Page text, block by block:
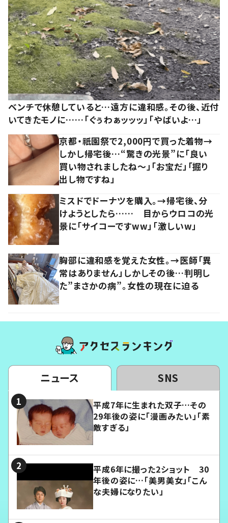
ベンチで休憩していると…遠方に違和感。その後、近付
いてきたモノに……「ぐぅわぁッッッ」「やばいよ…」
京都・祇園祭で2,000円で買った着物→
しかし帰宅後…“驚きの光景”に「良い
買い物されましたね～」「お宝だ」「掘り
出し物ですね」
ミスドでドーナツを購入。→帰宅後、分
けようとしたら…… 目からウロコの光
景に「サイコーですww」「激しいw」
胸部に違和感を覚えた女性。→医師「異
常はありません」しかしその後…判明し
た”まさかの病”。女性の現在に迫る
ニュース SNS
平成7年に生まれた双子…その
29年後の姿に「漫画みたい」「素
敵すぎる」
平成6年に撮った2ショット 30
年後の姿に…「美男美女」「こん
な夫婦になりたい」